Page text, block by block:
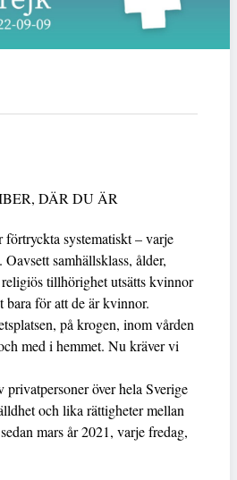
DÄR DU ÄR
systematiskt – varje
samhällsklass, ålder,
tillhörighet utsätts kvinnor
för att de är kvinnor.
på krogen, inom vården
med i hemmet. Nu kräver vi
över hela Sverige
och lika rättigheter mellan
mars år 2021, varje fredag,